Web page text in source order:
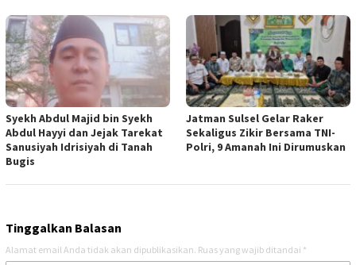
Syekh Abdul Majid bin Syekh
Abdul Hayyi dan Jejak Tarekat
Sanusiyah Idrisiyah di Tanah
Bugis
Jatman Sulsel Gelar Raker
Sekaligus Zikir Bersama TNI-
Polri, 9 Amanah Ini Dirumuskan
Tinggalkan Balasan
Alamat email Anda tidak akan dipublikasikan. Ruas yang wajib ditandai *